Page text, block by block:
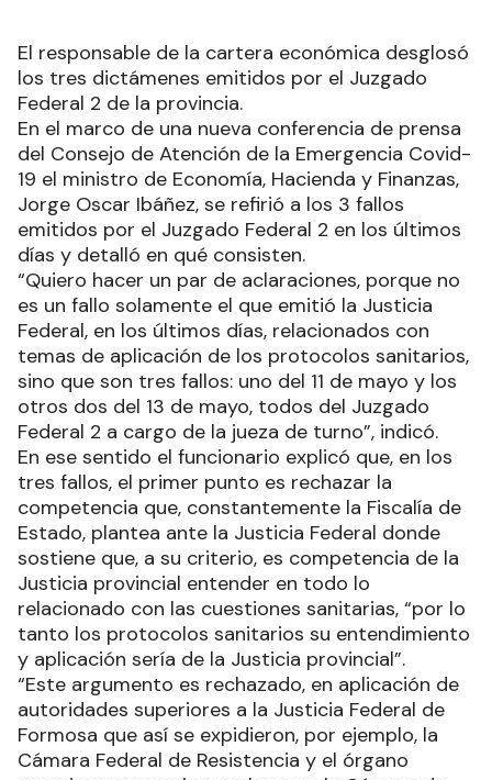
El responsable de la cartera económica desglosó
los tres dictámenes emitidos por el Juzgado
Federal 2 de la provincia.
En el marco de una nueva conferencia de prensa
del Consejo de Atención de la Emergencia Covid-
19 el ministro de Economía, Hacienda y Finanzas,
Jorge Oscar Ibáñez, se refirió a los 3 fallos
emitidos por el Juzgado Federal 2 en los últimos
días y detalló en qué consisten.
“Quiero hacer un par de aclaraciones, porque no
es un fallo solamente el que emitió la Justicia
Federal, en los últimos días, relacionados con
temas de aplicación de los protocolos sanitarios,
sino que son tres fallos: uno del 11 de mayo y los
otros dos del 13 de mayo, todos del Juzgado
Federal 2 a cargo de la jueza de turno”, indicó.
En ese sentido el funcionario explicó que, en los
tres fallos, el primer punto es rechazar la
competencia que, constantemente la Fiscalía de
Estado, plantea ante la Justicia Federal donde
sostiene que, a su criterio, es competencia de la
Justicia provincial entender en todo lo
relacionado con las cuestiones sanitarias, “por lo
tanto los protocolos sanitarios su entendimiento
y aplicación sería de la Justicia provincial”.
“Este argumento es rechazado, en aplicación de
autoridades superiores a la Justicia Federal de
Formosa que así se expidieron, por ejemplo, la
Cámara Federal de Resistencia y el órgano